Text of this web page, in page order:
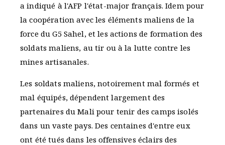
a indiqué à l'AFP l'état-major français. Idem pour
la coopération avec les éléments maliens de la
force du G5 Sahel, et les actions de formation des
soldats maliens, au tir ou à la lutte contre les
mines artisanales.
Les soldats maliens, notoirement mal formés et
mal équipés, dépendent largement des
partenaires du Mali pour tenir des camps isolés
dans un vaste pays. Des centaines d'entre eux
ont été tués dans les offensives éclairs des